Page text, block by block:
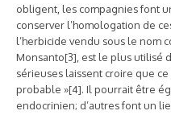
obligent, les compagnies font
conserver l’homologation de
l’herbicide vendu sous le nom
Monsanto[3], est le plus utilisé
sérieuses laissent croire que
probable »[4]. Il pourrait être
endocrinien; d’autres font un